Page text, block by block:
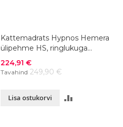
Kattemadrats Hypnos Hemera
ülipehme HS, ringlukuga
120x200x8 cm
Soodushind
224,91 €
Tavahind 249,90 €
Lisa ostukorvi